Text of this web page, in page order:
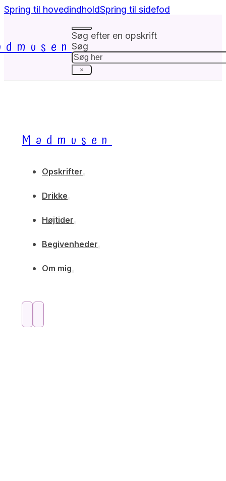
Spring til hovedindholdSpring til sidefod
Søg efter en opskrift
Søg
×
Madmusen
Opskrifter
Drikke
Højtider
Begivenheder
Om mig